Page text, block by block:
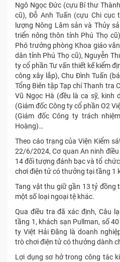
Ngô Ngọc Đức (cựu Bí thư
cũ), Đỗ Anh Tuấn (cựu Chi cục
lượng Nông Lâm sản và Thủy
triển nông thôn tỉnh Phú Thọ
Phó trưởng phòng Khoa giáo
dân tỉnh Phú Thọ cũ), Nguyễn
ty cổ phần Tư vấn thiết kế kiểm
công xây lắp), Chu Đình Tuấn
Tổng Biên tập Tạp chí Thanh tra
Vũ Ngọc Hà (đều là ca sỹ, kinh
(Giám đốc Công ty cổ phần O2
(Giám đốc Công ty trách
Hoàng)…
Theo cáo trạng của Viện Kiểm
22/6/2024, Cơ quan An ninh
14 đối tượng đánh bạc và tổ
chơi điện tử có thưởng tại tầng 1
Tang vật thu giữ gần 13 tỷ đồng
một số loại ngoại tệ khác.
Qua điều tra đã xác định, Câu
tầng 1, khách sạn Pullman, số
ty Việt Hải Đăng là doanh
trò chơi điện tử có thưởng dành
Lợi dụng sơ hở trong công tác